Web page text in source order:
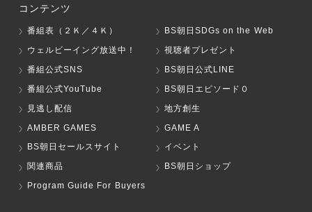
コンテンツ
番組表（２Ｋ／４Ｋ）
BS朝日SDGs on the Web
ウェルビーイング放送中！
視聴者プレゼント
番組公式SNS
BS朝日公式LINE
番組公式YouTube
BS朝日エピソード０
見逃し配信
地方創生
AMBER GAMES
GAME A
BS朝日セールスサイト
イベント
関連商品
BS朝日ショップ
Program Guide For Buyers